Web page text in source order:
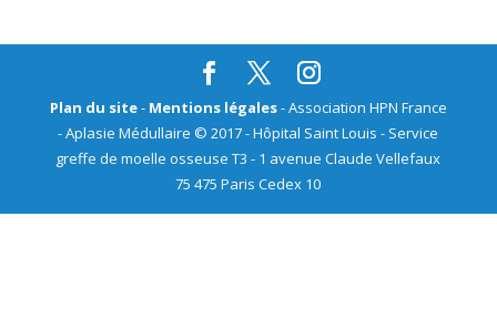
Plan du site- Mentions légales- Association HPN France
- Aplasie Médullaire © 2017 - Hôpital Saint Louis - Service
greffe de moelle osseuse T3 - 1 avenue Claude Vellefaux
75 475 Paris Cedex 10